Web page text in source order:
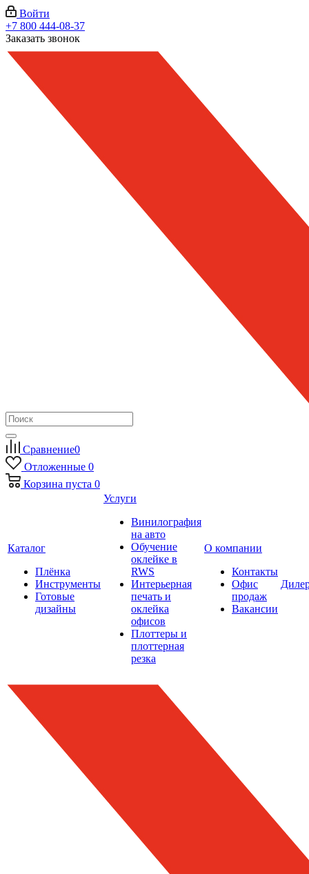
Войти
+7 800 444-08-37
Заказать звонок
Сравнение0
Отложенные 0
Корзина пуста 0
Каталог
Плёнка
Инструменты
Готовые
дизайны
Услуги
Винилография
на авто
Обучение
оклейке в
RWS
Интерьерная
печать и
оклейка
офисов
Плоттеры и
плоттерная
резка
О компании
Контакты
Офис
продаж
Вакансии